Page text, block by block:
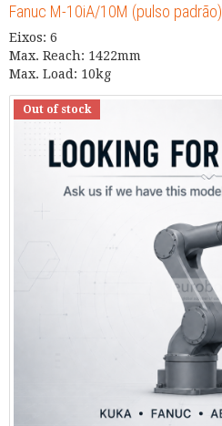
Fanuc M-10iA/10M (pulso padrão)
Eixos: 6
Max. Reach: 1422mm
Max. Load: 10kg
Out of stock